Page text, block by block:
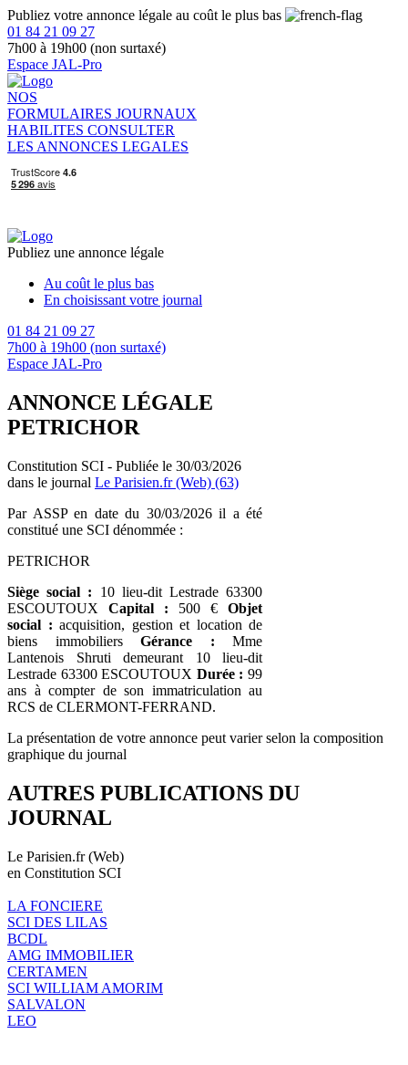
Publiez votre annonce légale au coût le plus bas
01 84 21 09 27
7h00 à 19h00 (non surtaxé)
Espace JAL-Pro
NOS
FORMULAIRES JOURNAUX
HABILITES CONSULTER
LES ANNONCES LEGALES
Publiez une annonce légale
Au coût le plus bas
En choisissant votre journal
01 84 21 09 27
7h00 à 19h00 (non surtaxé)
Espace JAL-Pro
ANNONCE LÉGALE
PETRICHOR
Constitution SCI - Publiée le 30/03/2026
dans le journal Le Parisien.fr (Web) (63)
Par ASSP en date du 30/03/2026 il a été
constitué une SCI dénommée :
PETRICHOR
Siège social : 10 lieu-dit Lestrade 63300
ESCOUTOUX Capital : 500 € Objet
social : acquisition, gestion et location de
biens immobiliers Gérance : Mme
Lantenois Shruti demeurant 10 lieu-dit
Lestrade 63300 ESCOUTOUX Durée : 99
ans à compter de son immatriculation au
RCS de CLERMONT-FERRAND.
La présentation de votre annonce peut varier selon la composition
graphique du journal
AUTRES PUBLICATIONS DU
JOURNAL
Le Parisien.fr (Web)
en Constitution SCI
LA FONCIERE
SCI DES LILAS
BCDL
AMG IMMOBILIER
CERTAMEN
SCI WILLIAM AMORIM
SALVALON
LEO